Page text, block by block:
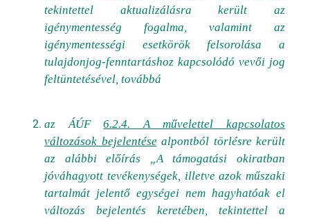
tekintettel aktualizálásra került az
igénymentesség fogalma, valamint az
igénymentességi esetkörök felsorolása a
tulajdonjog-fenntartáshoz kapcsolódó vevői jog
feltüntetésével, továbbá
az ÁÚF6.2.4. A művelettel kapcsolatos
változások bejelentésealpontból törlésre került
az alábbi előírás „A támogatási okiratban
jóváhagyott tevékenységek, illetve azok műszaki
tartalmát jelentő egységei nem hagyhatóak el
változás bejelentés keretében, tekintettel a